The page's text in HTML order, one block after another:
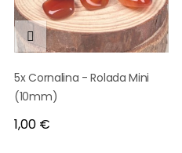

5x Cornalina - Rolada Mini
(10mm)
Preço
1,00 €